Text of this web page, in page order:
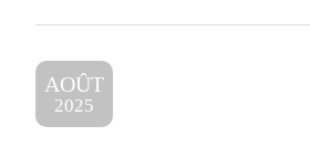
AOÛT
2025